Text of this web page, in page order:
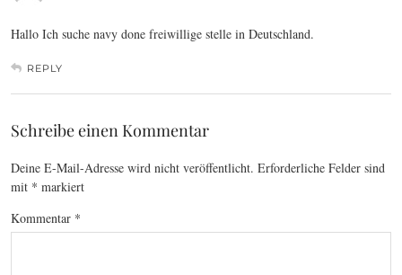
Hallo Ich suche navy done freiwillige stelle in Deutschland.
REPLY
Schreibe einen Kommentar
Deine E-Mail-Adresse wird nicht veröffentlicht. Erforderliche Felder sind
mit * markiert
Kommentar *